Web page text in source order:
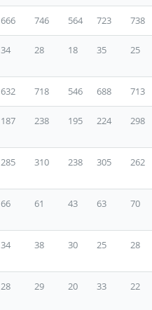
666 746 564 723 738
34 28 18 35 25
632 718 546 688 713
187 238 195 224 298
285 310 238 305 262
66 61 43 63 70
34 38 30 25 28
28 29 20 33 22